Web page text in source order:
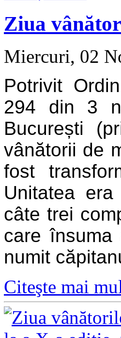
Ziua
Miercuri, 02
Potrivit
294 din 3
București
vânătorii de
fost
Unitatea
câte trei
care însuma
numit
Citeşte mai